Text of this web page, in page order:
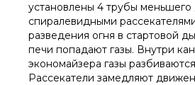
установлены 4 трубы меньшего
спиралевидными
разведения огня в стартовой
печи попадают газы. Внутри
экономайзера газы
Рассекатели замедляют